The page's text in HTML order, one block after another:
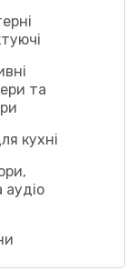
та
кухні
аудіо